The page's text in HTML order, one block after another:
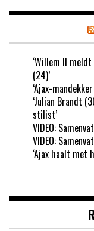
‘Willem II
(24)’
‘Ajax-
‘Julian Brandt
stilist’
VIDEO:
VIDEO:
‘Ajax haalt met